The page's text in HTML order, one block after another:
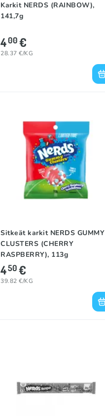
Karkit NERDS (RAINBOW),
141,7g
400€
28.37 €/KG
Sitkeät karkit NERDS GUMMY
CLUSTERS (CHERRY
RASPBERRY), 113g
450€
39.82 €/KG